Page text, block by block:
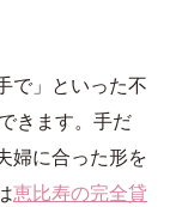
で」といった不
きます。手だ
婦に合った形を
恵比寿の完全貸